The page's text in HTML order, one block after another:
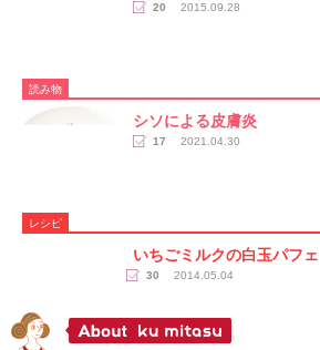
20 2015.09.28
読み物
シソによる皮膚炎
17 2021.04.30
レシピ
いちごミルクの白玉パフェ
30 2014.05.04